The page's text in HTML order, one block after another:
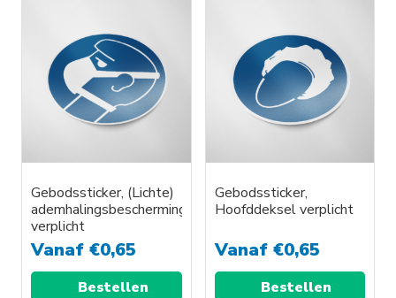
Gebodssticker, (Lichte)
ademhalingsbescherming
verplicht
Vanaf €0,65
Bestellen
Gebodssticker,
Hoofddeksel verplicht
Vanaf €0,65
Bestellen